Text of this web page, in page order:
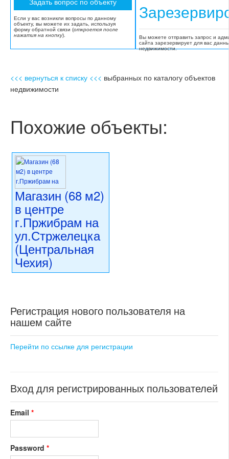
Если у вас возникли вопросы по данному
объекту, вы можете их задать, используя
форму обратной связи (откроется после
нажатия на кнопку).
Вы можете отправить запрос и
сайта зарезервирует для вас
недвижимости.
<<< вернуться к списку <<< выбранных по каталогу объектов
недвижимости
Похожие объекты:
Магазин (68 м2)
в центре
г.Пржибрам на
ул.Стржелецка
(Центральная
Чехия)
коммерческого использования
состояние: стандарт
номер объекта: 20400
Регистрация нового пользователя на
нашем сайте
Перейти по ссылке для регистрации
Вход для регистрированных пользователей
Email *
Password *